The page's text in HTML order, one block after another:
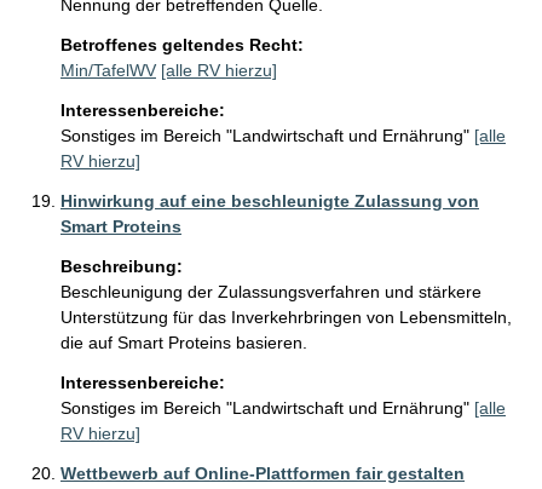
Nennung der betreffenden Quelle.
Betroffenes geltendes Recht:
Min/TafelWV [alle RV hierzu]
Interessenbereiche:
Sonstiges im Bereich "Landwirtschaft und Ernährung" [alle
RV hierzu]
Hinwirkung auf eine beschleunigte Zulassung von
Smart Proteins
Beschreibung:
Beschleunigung der Zulassungsverfahren und stärkere
Unterstützung für das Inverkehrbringen von Lebensmitteln,
die auf Smart Proteins basieren.
Interessenbereiche:
Sonstiges im Bereich "Landwirtschaft und Ernährung" [alle
RV hierzu]
Wettbewerb auf Online-Plattformen fair gestalten